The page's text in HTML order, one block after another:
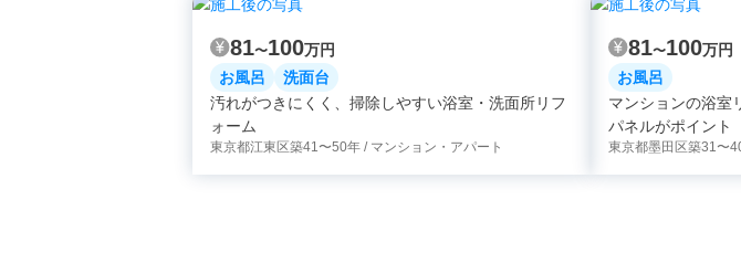
81〜100万円
お風呂
洗面台
汚れがつきにくく、掃除しやすい浴室・洗面所リフ
ォーム
東京都江東区築41〜50年 / マンション・アパート
81〜100万円
お風呂
マンションの浴室
パネルがポイント
東京都墨田区築31〜